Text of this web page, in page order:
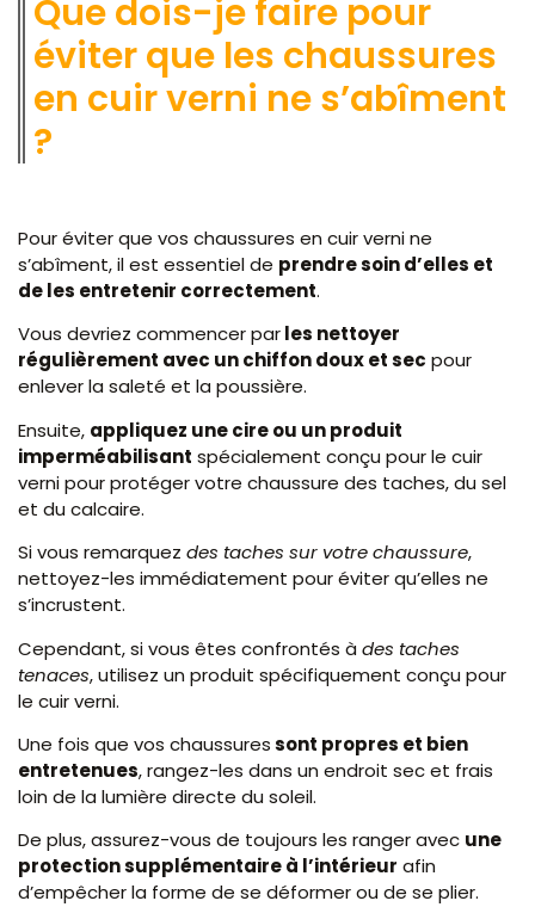
Que dois-je faire pour
éviter que les chaussures
en cuir verni ne s’abîment
?
Pour éviter que vos chaussures en cuir verni ne
s’abîment, il est essentiel de prendre soin d’elles et
de les entretenir correctement.
Vous devriez commencer parles nettoyer
régulièrement avec un chiffon doux et sec pour
enlever la saleté et la poussière.
Ensuite, appliquez une cire ou un produit
imperméabilisant spécialement conçu pour le cuir
verni pour protéger votre chaussure des taches, du sel
et du calcaire.
Si vous remarquez des taches sur votre chaussure,
nettoyez-les immédiatement pour éviter qu’elles ne
s’incrustent.
Cependant, si vous êtes confrontés à des taches
tenaces, utilisez un produit spécifiquement conçu pour
le cuir verni.
Une fois que vos chaussuressont propres et bien
entretenues, rangez-les dans un endroit sec et frais
loin de la lumière directe du soleil.
De plus, assurez-vous de toujours les ranger avec une
protection supplémentaire à l’intérieur afin
d’empêcher la forme de se déformer ou de se plier.